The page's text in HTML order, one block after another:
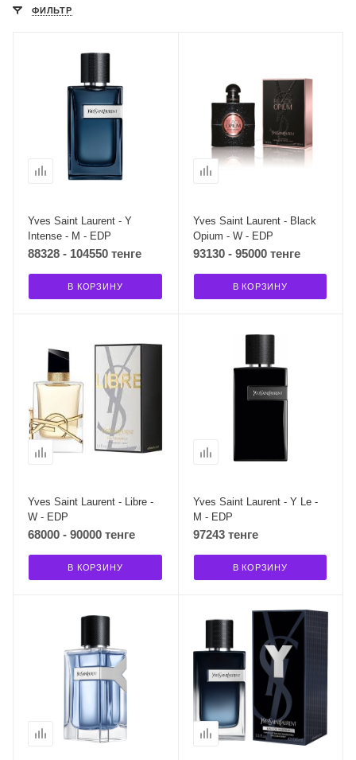
ФИЛЬТР
Yves Saint Laurent - Y
Intense - M - EDP
88328 - 104550 тенге
В КОРЗИНУ
Yves Saint Laurent - Black
Opium - W - EDP
93130 - 95000 тенге
В КОРЗИНУ
Yves Saint Laurent - Libre -
W - EDP
68000 - 90000 тенге
В КОРЗИНУ
Yves Saint Laurent - Y Le -
M - EDP
97243 тенге
В КОРЗИНУ